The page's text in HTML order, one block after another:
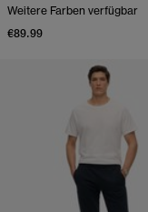
Weitere Farben verfügbar
€89.99